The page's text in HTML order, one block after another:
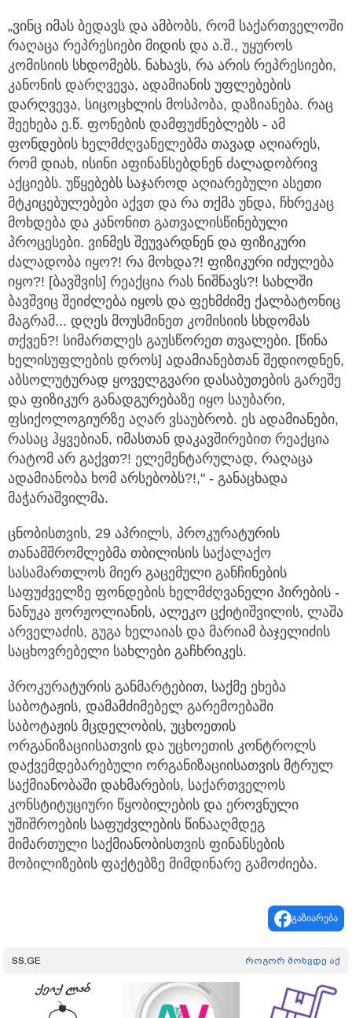
„ვინც იმას ბედავს და ამბობს, რომ საქართველოში
რაღაცა რეპრესიები მიდის და ა.შ., უყუროს
კომისიის სხდომებს. ნახავს, რა არის რეპრესიები,
კანონის დარღვევა, ადამიანის უფლებების
დარღვევა, სიცოცხლის მოსპობა, დაზიანება. რაც
შეეხება ე.წ. ფონების დამფუძნებლებს - ამ
ფონდების ხელმძღვანელებმა თავად აღიარეს,
რომ დიახ, ისინი აფინანსებდნენ ძალადობრივ
აქციებს. უწყებებს საჯაროდ აღიარებული ასეთი
მტკიცებულებები აქვთ და რა თქმა უნდა, ჩხრეკაც
მოხდება და კანონით გათვალისწინებული
პროცესები. ვინმეს შეუვარდნენ და ფიზიკური
ძალადობა იყო?! რა მოხდა?! ფიზიკური იძულება
იყო?! [ბავშვის] რეაქცია რას ნიშნავს?! სახლში
ბავშვიც შეიძლება იყოს და ფეხმძიმე ქალბატონიც
მაგრამ... დღეს მოუსმინეთ კომისიის სხდომას
თქვენ?! სიმართლეს გაუსწორეთ თვალები. [წინა
ხელისუფლების დროს] ადამიანებთან შედიოდნენ,
აბსოლუტურად ყოველგვარი დასაბუთების გარეშე
და ფიზიკურ განადგურებაზე იყო საუბარი,
ფსიქოლოგიურზე აღარ ვსაუბრობ. ეს ადამიანები,
რასაც ჰყვებიან, იმასთან დაკავშირებით რეაქცია
რატომ არ გაქვთ?! ელემენტარულად, რაღაცა
ადამიანობა ხომ არსებობს?!," - განაცხადა
მაჭარაშვილმა.
ცნობისთვის, 29 აპრილს, პროკურატურის
თანამშრომლებმა თბილისის საქალაქო
სასამართლოს მიერ გაცემული განჩინების
საფუძველზე ფონდების ხელმძღვანელი პირების -
ნანუკა ჟორჟოლიანის, ალეკო ცქიტიშვილის, ლაშა
არველაძის, გუგა ხელაიას და მარიამ ბაჯელიძის
საცხოვრებელი სახლები გაჩხრიკეს.
პროკურატურის განმარტებით, საქმე ეხება
საბოტაჟის, დამამძიმებელ გარემოებაში
საბოტაჟის მცდელობის, უცხოეთის
ორგანიზაციისათვის და უცხოეთის კონტროლს
დაქვემდებარებული ორგანიზაციისათვის მტრულ
საქმიანობაში დახმარების, საქართველოს
კონსტიტუციური წყობილების და ეროვნული
უშიშროების საფუძვლების წინააღმდეგ
მიმართული საქმიანობისთვის ფინანსების
მობილიზების ფაქტებზე მიმდინარე გამოძიება.
გაზიარება
SS.GE როგორ მოხვდე აქ